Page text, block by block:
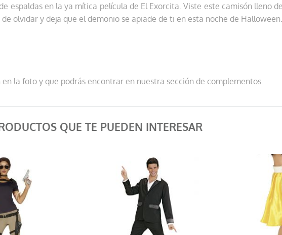
espaldas en la ya mítica película de El Exorcita. Viste este camisón lleno
olvidar y deja que el demonio se apiade de ti en esta noche de Halloween.
la foto y que podrás encontrar en nuestra sección de complementos.
QUE TE PUEDEN INTERESAR